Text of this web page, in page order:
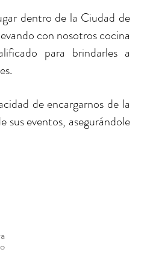
dentro de la Ciudad de
con nosotros cocina
para brindarles a
de encargarnos de la
sus eventos, asegurándole